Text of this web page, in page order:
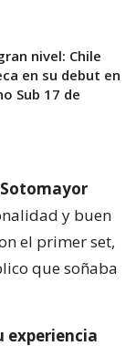
nivel: Chile
en su debut en
Sub 17 de
y buen
el primer set,
que soñaba
experiencia